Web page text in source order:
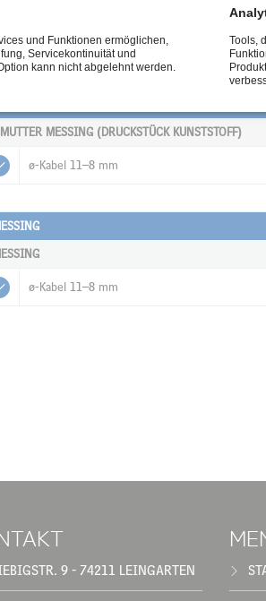
KABEL
MESSING (DRUCKSTÜCK KUNSTSTOFF)
MESSING (DRUCKSTÜCK KUNSTSTOFF)
ø-Kabel 11–8 mm
ø-Kabel 11–8 mm
9 - 74211 LEINGARTEN
und Funktionen ermöglichen,
Servicekontinuität und
kann nicht abgelehnt werden.
Tools,